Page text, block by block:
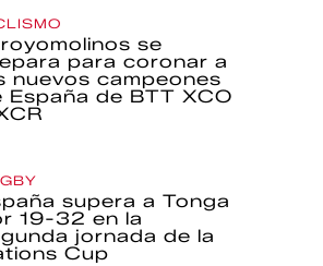
se
para coronar a
nuevos campeones
España de BTT XCO
supera a Tonga
19-32 en la
jornada de la
Cup